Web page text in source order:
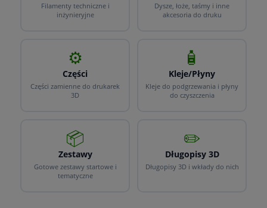
Filamenty techniczne i
inżynieryjne
Dysze, łoże, taśmy i inne
akcesoria do druku
⚙️
Części
Części zamienne do drukarek
3D
🧴
Kleje/Płyny
Kleje do podgrzewania i płyny
do czyszczenia
📦
Zestawy
Gotowe zestawy startowe i
tematyczne
✏️
Długopisy 3D
Długopisy 3D i wkłady do nich